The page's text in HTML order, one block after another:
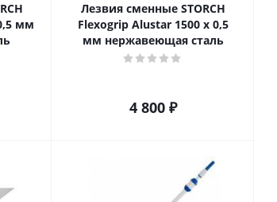
мм
Лезвия сменные STORCH
Flexogrip Alustar 1500 x 0,5
мм нержавеющая сталь
4 800₽